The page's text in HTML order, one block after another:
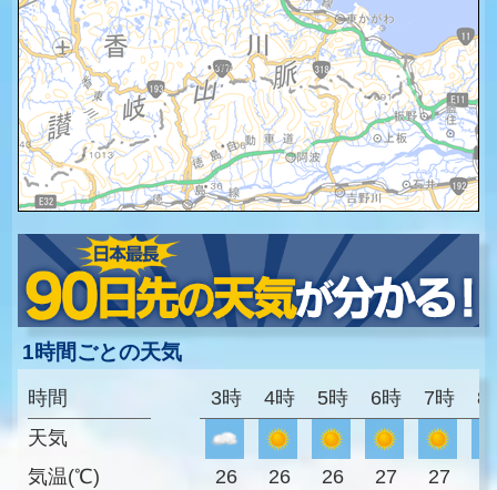
1時間ごとの天気
時間
天気
気温(℃)
3時 4時 5時 6時 7時 8
26 26 26 27 27